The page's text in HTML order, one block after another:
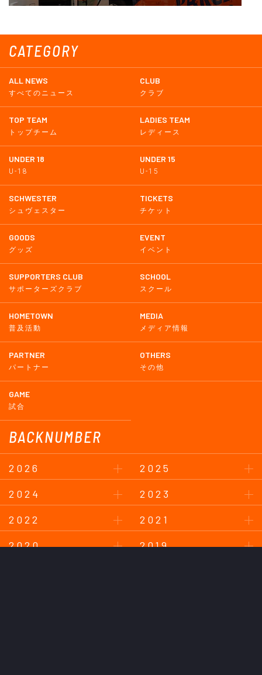
CATEGORY
ALL NEWS
すべてのニュース
CLUB
クラブ
TOP TEAM
トップチーム
LADIES TEAM
レディース
UNDER 18
U-18
UNDER 15
U-15
SCHWESTER
シュヴェスター
TICKETS
チケット
GOODS
グッズ
EVENT
イベント
SUPPORTERS CLUB
サポーターズクラブ
SCHOOL
スクール
HOMETOWN
普及活動
MEDIA
メディア情報
PARTNER
パートナー
OTHERS
その他
GAME
試合
BACKNUMBER
2026
2025
2024
2023
2022
2021
2020
2019